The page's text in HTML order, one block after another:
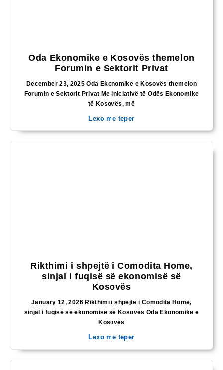
Oda Ekonomike e Kosovës themelon
Forumin e Sektorit Privat
December 23, 2025 Oda Ekonomike e Kosovës themelon
Forumin e Sektorit Privat Me iniciativë të Odës Ekonomike
të Kosovës, më
Lexo me teper
Rikthimi i shpejtë i Comodita Home,
sinjal i fuqisë së ekonomisë së
Kosovës
January 12, 2026 Rikthimi i shpejtë i Comodita Home,
sinjal i fuqisë së ekonomisë së Kosovës Oda Ekonomike e
Kosovës
Lexo me teper